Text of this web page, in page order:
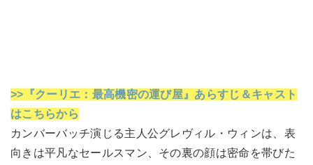
>>『クーリエ：最高機密の運び屋』あらすじ＆キャスト
はこちらから
カンバーバッチ演じる主人公グレヴィル・ウィンは、表
向きは平凡なセールスマン、その裏の顔は密命を帯びた